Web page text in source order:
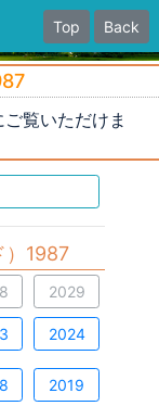
Top Back
覧いただけま
）1987
2029
2024
2019